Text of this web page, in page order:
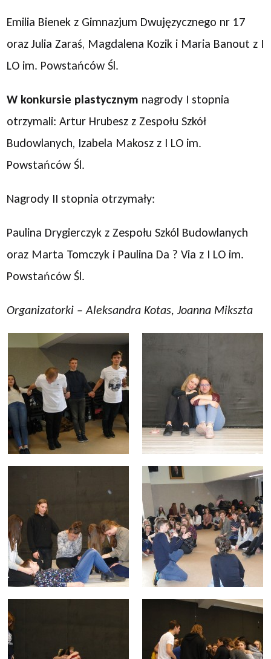
Emilia Bienek z Gimnazjum Dwujęzycznego nr 17
oraz Julia Zaraś, Magdalena Kozik i Maria Banout z I
LO im. Powstańców Śl.
W konkursie plastycznym nagrody I stopnia
otrzymali: Artur Hrubesz z Zespołu Szkół
Budowlanych, Izabela Makosz z I LO im.
Powstańców Śl.
Nagrody II stopnia otrzymały:
Paulina Drygierczyk z Zespołu Szkól Budowlanych
oraz Marta Tomczyk i Paulina Da ? Via z I LO im.
Powstańców Śl.
Organizatorki – Aleksandra Kotas, Joanna Mikszta